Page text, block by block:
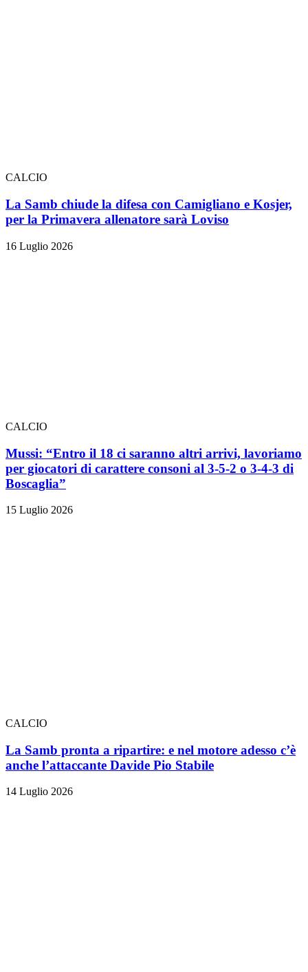
CALCIO
La Samb chiude la difesa con Camigliano e Kosjer,
per la Primavera allenatore sarà Loviso
16 Luglio 2026
CALCIO
Mussi: “Entro il 18 ci saranno altri arrivi, lavoriamo
per giocatori di carattere consoni al 3-5-2 o 3-4-3 di
Boscaglia”
15 Luglio 2026
CALCIO
La Samb pronta a ripartire: e nel motore adesso c’è
anche l’attaccante Davide Pio Stabile
14 Luglio 2026